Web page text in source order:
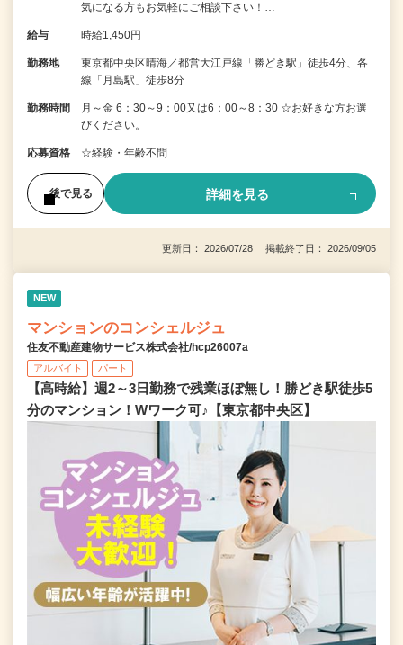
気になる方もお気軽にご相談下さい！…
給与 時給1,450円
勤務地
東京都中央区晴海／都営大江戸線「勝どき駅」徒歩4分、各
線「月島駅」徒歩8分
勤務時間
月～金 6：30～9：00又は6：00～8：30 ☆お好きな方お選
びください。
応募資格 ☆経験・年齢不問
後で見る 詳細を見る
更新日： 2026/07/28 掲載終了日： 2026/09/05
NEW
マンションのコンシェルジュ
住友不動産建物サービス株式会社/hcp26007a
アルバイト パート
【高時給】週2～3日勤務で残業ほぼ無し！勝どき駅徒歩5
分のマンション！Wワーク可♪【東京都中央区】